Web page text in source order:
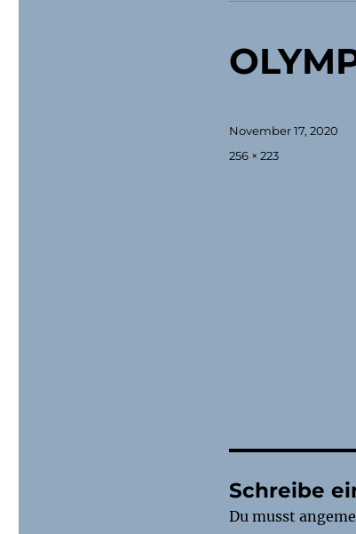
Veröffentlicht
am
November 17, 2020
Originalgröße
256 × 223
Schreibe
Du musst